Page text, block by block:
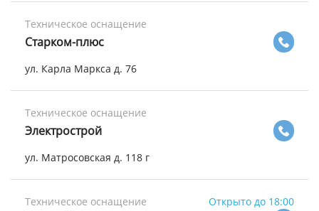
Техническое оснащение
Старком-плюс
ул. Карла Маркса д. 76
Техническое оснащение
Электрострой
ул. Матросовская д. 118 г
Техническое оснащение Открыто до 18:00